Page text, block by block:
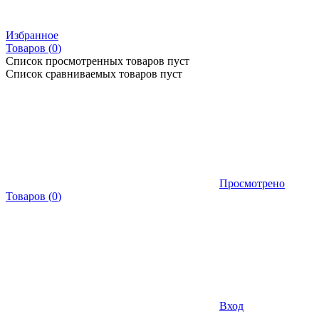
Избранное
Товаров (0)
Список просмотренных товаров пуст
Список сравниваемых товаров пуст
Просмотрено
Товаров (0)
Вход